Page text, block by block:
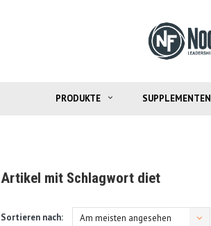
PRODUKTE SUPPLEMENTEN
Artikel mit Schlagwort diet
Sortieren nach: Am meisten angesehen